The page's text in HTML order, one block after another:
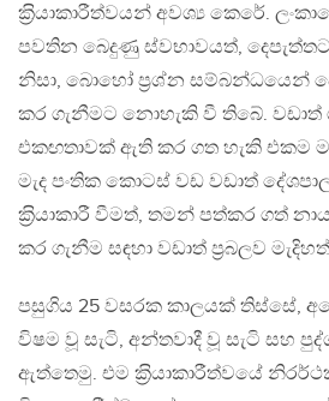
ක‍්‍රියාකාරීත්වයන් අවශ්‍ය කෙරේ.
පවතින බෙදුණු ස්වභාවයත්,
නිසා, බොහෝ ප‍්‍රශ්න සම්බන්ධයෙන්
කර ගැනීමට නොහැකි වී තිබේ.
එකඟතාවක් ඇති කර ගත හැකි එකම
මැද පංතික කොටස් වඩ වඩාත්
ක‍්‍රියාකාරී වීමත්, තමන් පත්කර ගත්
කර ගැනීම සඳහා වඩාත් ප‍්‍රබලව
පසුගිය 25 වසරක කාලයක් තිස්සේ,
විෂම වූ සැටි, අන්තවාදී වූ සැටි සහ
ඇත්තෙමු. එම ක‍්‍රියාකාරීත්වයේ